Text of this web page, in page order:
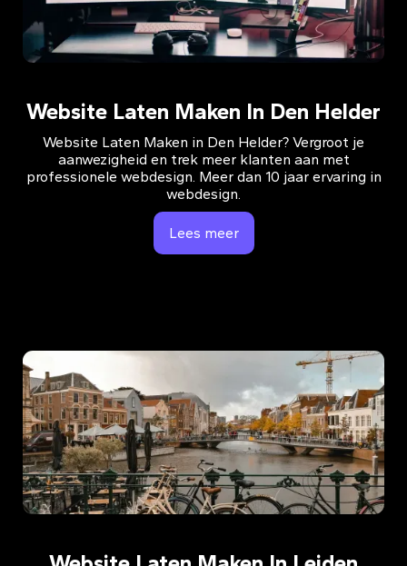
Website Laten Maken In Den Helder
Website Laten Maken in Den Helder? Vergroot je
aanwezigheid en trek meer klanten aan met
professionele webdesign. Meer dan 10 jaar ervaring in
webdesign.
Lees meer